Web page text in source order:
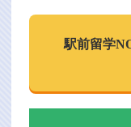
駅前留学